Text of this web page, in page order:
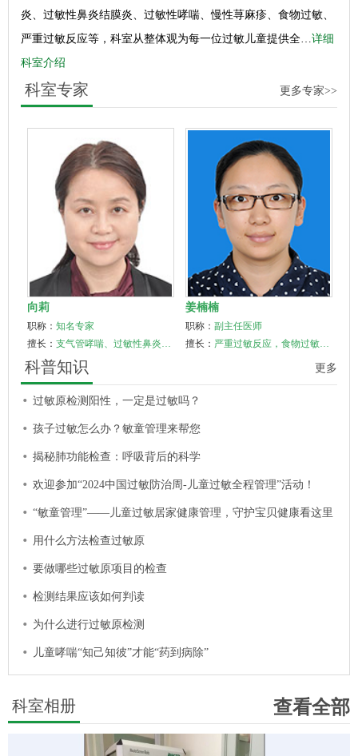
炎、过敏性鼻炎结膜炎、过敏性哮喘、慢性荨麻疹、食物过敏、
严重过敏反应等，科室从整体观为每一位过敏儿童提供全…详细
科室介绍
更多专家>>
科室专家
向莉
职称： 知名专家
擅长： 支气管哮喘、过敏性鼻炎、食物过敏、花粉症、…
姜楠楠
职称： 副主任医师
擅长： 严重过敏反应，食物过敏，支气管哮喘，花粉症…
更多
科普知识
过敏原检测阳性，一定是过敏吗？
孩子过敏怎么办？敏童管理来帮您
揭秘肺功能检查：呼吸背后的科学
欢迎参加“2024中国过敏防治周-儿童过敏全程管理”活动！
“敏童管理”——儿童过敏居家健康管理，守护宝贝健康看这里
用什么方法检查过敏原
要做哪些过敏原项目的检查
检测结果应该如何判读
为什么进行过敏原检测
儿童哮喘“知己知彼”才能“药到病除”
查看全部
科室相册